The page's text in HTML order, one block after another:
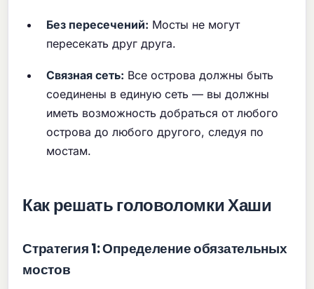
Без пересечений: Мосты не могут
пересекать друг друга.
Связная сеть: Все острова должны быть
соединены в единую сеть — вы должны
иметь возможность добраться от любого
острова до любого другого, следуя по
мостам.
Как решать головоломки Хаши
Стратегия 1: Определение обязательных
мостов